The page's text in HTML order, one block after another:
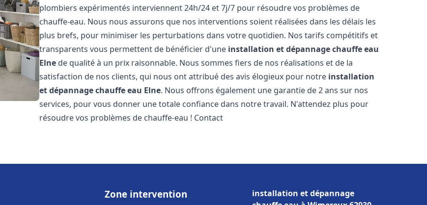
plombiers expérimentés interviennent 24h/24 et 7j/7 pour résoudre vos problèmes de
chauffe-eau. Nous nous assurons que nos interventions soient réalisées dans les délais les
plus brefs, pour minimiser les perturbations dans votre quotidien. Nos tarifs compétitifs et
transparents vous permettent de bénéficier d'une installation et dépannage chauffe eau
Elne de qualité à un prix raisonnable. Nous sommes fiers de nos réalisations et de la
satisfaction de nos clients, qui nous ont attribué des avis élogieux pour notre installation
et dépannage chauffe eau Elne. Nous offrons également une garantie de 2 ans sur nos
services, pour vous donner une totale confiance dans notre travail. N'attendez plus pour
résoudre vos problèmes de chauffe-eau ! Contact
Zone intervention
installation et dépannage